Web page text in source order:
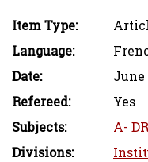
Item Type:
Language:
Date:
June
Refereed:
Yes
Subjects:
A-
Divisions: